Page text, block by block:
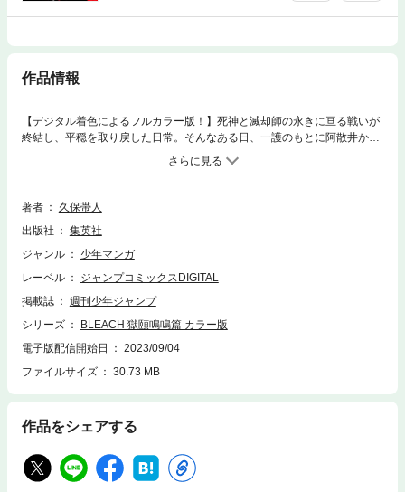
作品情報
【デジタル着色によるフルカラー版！】死神と滅却師の永きに亘る戦いが
終結し、平穏を取り戻した日常。そんなある日、一護のもとに阿散井から
一報が入る。それは大戦にて戦死した隊長の葬儀の後に行われる儀式「魂
葬礼祭」への参加の報せだった。儀式の下準備で現世にやってきた副隊長
たちと合流した一護だったが、不穏は音もなく近づいていて…。
著者
久保帯人
出版社
集英社
ジャンル
少年マンガ
レーベル
ジャンプコミックスDIGITAL
掲載誌
週刊少年ジャンプ
シリーズ
BLEACH 獄頤鳴鳴篇 カラー版
電子版配信開始日
2023/09/04
ファイルサイズ
30.73 MB
作品をシェアする